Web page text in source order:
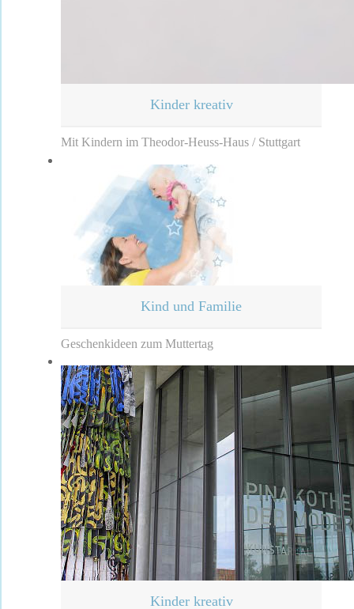
Kinder kreativ
Mit Kindern im Theodor-Heuss-Haus / Stuttgart
Kind und Familie
Geschenkideen zum Muttertag
Kinder kreativ